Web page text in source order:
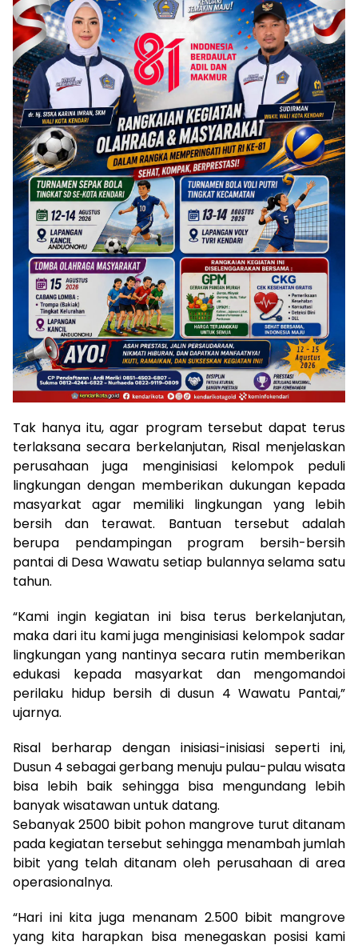
Tak hanya itu, agar program tersebut dapat terus
terlaksana secara berkelanjutan, Risal menjelaskan
perusahaan juga menginisiasi kelompok peduli
lingkungan dengan memberikan dukungan kepada
masyarkat agar memiliki lingkungan yang lebih
bersih dan terawat. Bantuan tersebut adalah
berupa pendampingan program bersih-bersih
pantai di Desa Wawatu setiap bulannya selama satu
tahun.
“Kami ingin kegiatan ini bisa terus berkelanjutan,
maka dari itu kami juga menginisiasi kelompok sadar
lingkungan yang nantinya secara rutin memberikan
edukasi kepada masyarkat dan mengomandoi
perilaku hidup bersih di dusun 4 Wawatu Pantai,”
ujarnya.
Risal berharap dengan inisiasi-inisiasi seperti ini,
Dusun 4 sebagai gerbang menuju pulau-pulau wisata
bisa lebih baik sehingga bisa mengundang lebih
banyak wisatawan untuk datang.
Sebanyak 2500 bibit pohon mangrove turut ditanam
pada kegiatan tersebut sehingga menambah jumlah
bibit yang telah ditanam oleh perusahaan di area
operasionalnya.
“Hari ini kita juga menanam 2.500 bibit mangrove
yang kita harapkan bisa menegaskan posisi kami